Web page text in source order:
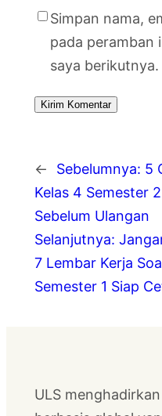
Simpan nama,
pada peramban
saya berikutnya.
← Sebelumnya: 5
Kelas 4 Semester
Sebelum Ulangan
Selanjutnya:
7 Lembar Kerja
Semester 1 Siap
ULS